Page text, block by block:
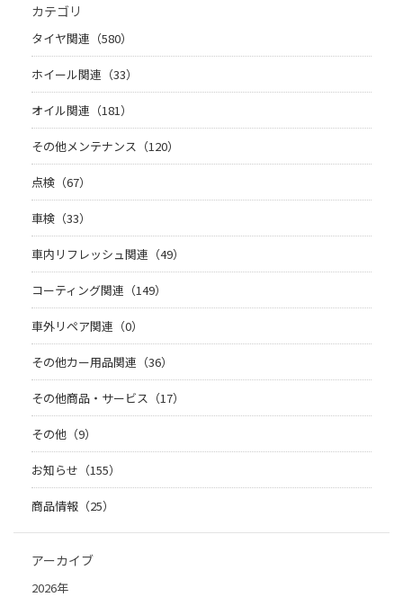
カテゴリ
タイヤ関連（580）
ホイール関連（33）
オイル関連（181）
その他メンテナンス（120）
点検（67）
車検（33）
車内リフレッシュ関連（49）
コーティング関連（149）
車外リペア関連（0）
その他カー用品関連（36）
その他商品・サービス（17）
その他（9）
お知らせ（155）
商品情報（25）
アーカイブ
2026年